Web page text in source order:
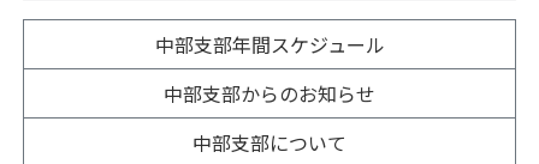
中部支部年間スケジュール
中部支部からのお知らせ
中部支部について